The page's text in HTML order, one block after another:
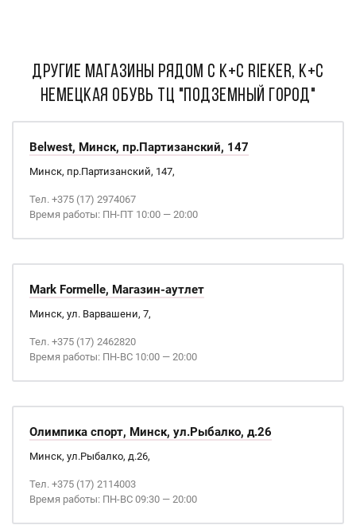
ДРУГИЕ МАГАЗИНЫ РЯДОМ С К+С Rieker, К+С
Немецкая Обувь ТЦ "Подземный Город"
Belwest, Минск, пр.Партизанский, 147
Минск, пр.Партизанский, 147,
Тел. +375 (17) 2974067
Время работы: ПН-ПТ 10:00 — 20:00
Mark Formelle, Магазин-аутлет
Минск, ул. Варвашени, 7,
Тел. +375 (17) 2462820
Время работы: ПН-ВС 10:00 — 20:00
Олимпика спорт, Минск, ул.Рыбалко, д.26
Минск, ул.Рыбалко, д.26,
Тел. +375 (17) 2114003
Время работы: ПН-ВС 09:30 — 20:00